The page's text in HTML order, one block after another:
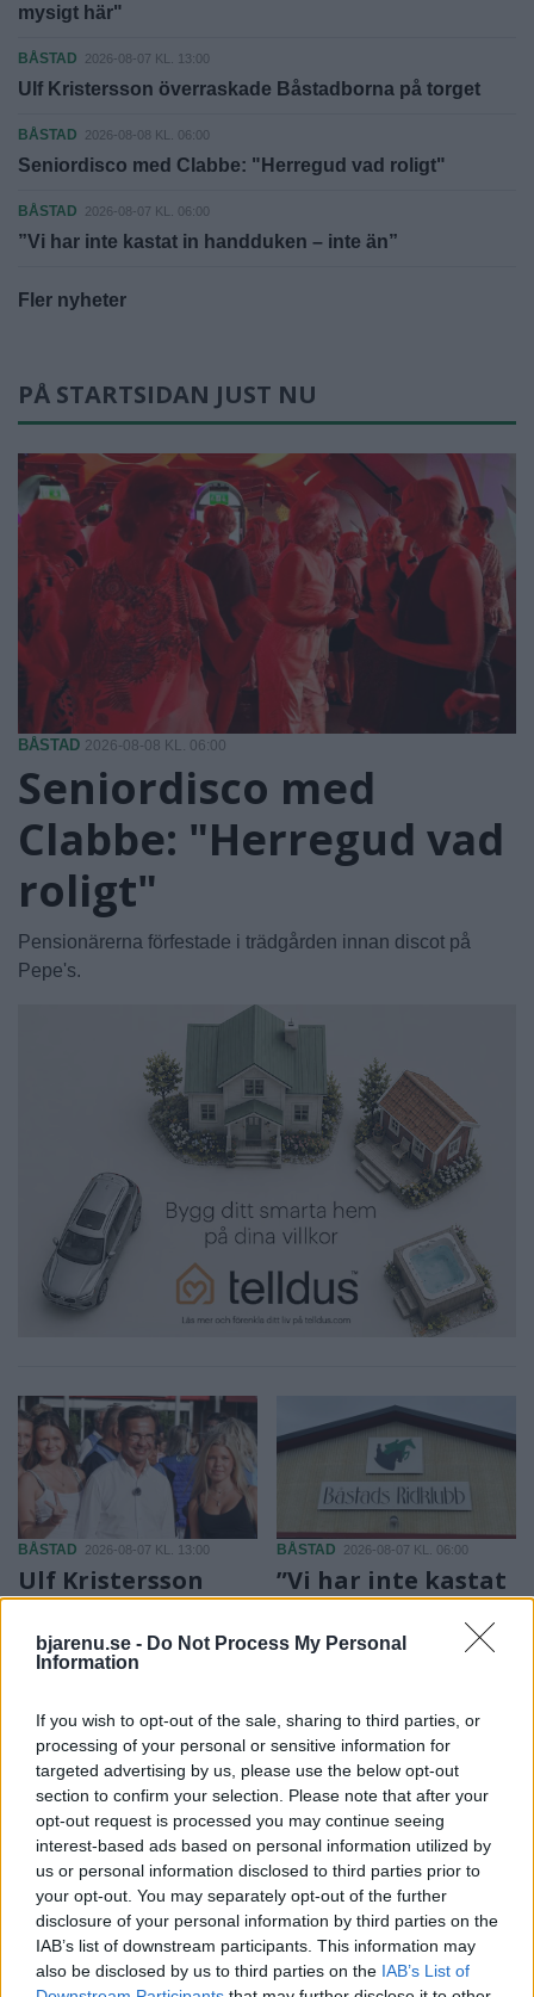
bjarenu.se - Do Not Process My Personal
Information
If you wish to opt-out of the sale, sharing to third parties, or
processing of your personal or sensitive information for
targeted advertising by us, please use the below opt-out
section to confirm your selection. Please note that after your
opt-out request is processed you may continue seeing
interest-based ads based on personal information utilized by
us or personal information disclosed to third parties prior to
your opt-out. You may separately opt-out of the further
disclosure of your personal information by third parties on the
IAB’s list of downstream participants. This information may
also be disclosed by us to third parties on the IAB’s List of
mysigt här"
BÅSTAD 2026-08-07 KL. 13:00
Ulf Kristersson överraskade Båstadborna på torget
BÅSTAD 2026-08-08 KL. 06:00
Seniordisco med Clabbe: "Herregud vad roligt"
BÅSTAD 2026-08-07 KL. 06:00
”Vi har inte kastat in handduken – inte än”
Fler nyheter
PÅ STARTSIDAN JUST NU
BÅSTAD 2026-08-08 KL. 06:00
Seniordisco med
Clabbe: "Herregud vad
roligt"
Pensionärerna förfestade i trädgården innan discot på
Pepe's.
BÅSTAD 2026-08-07 KL. 13:00
Ulf Kristersson
överraskade
Båstadborna på
torget
poserade för bilder och
avslöjade sin gamla dröm
om att få spela tennis i
BÅSTAD 2026-08-07 KL. 06:00
”Vi har inte kastat
in handduken –
inte än”
Aronsson ger sin syn på
läget i föreningen.